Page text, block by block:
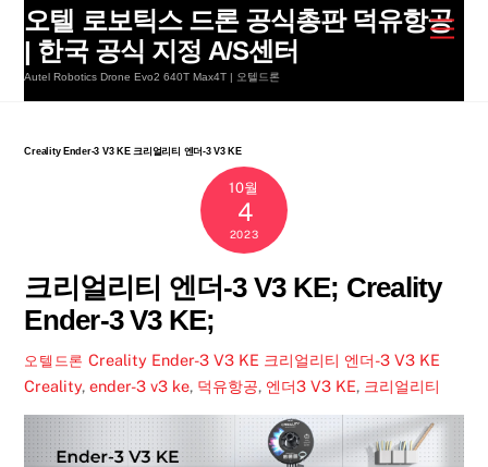
Skip
content
오텔 로보틱스 드론 공식총판 덕유항공
| 한국 공식 지정 A/S센터
Autel Robotics Drone Evo2 640T Max4T | 오텔드론
Creality Ender-3 V3 KE 크리얼리티 엔더-3 V3 KE
10월
4
2023
크리얼리티 엔더-3 V3 KE; Creality
Ender-3 V3 KE;
오텔드론 Creality Ender-3 V3 KE 크리얼리티 엔더-3 V3 KE
Creality,ender-3 v3 ke, 덕유항공, 엔더3 V3 KE, 크리얼리티